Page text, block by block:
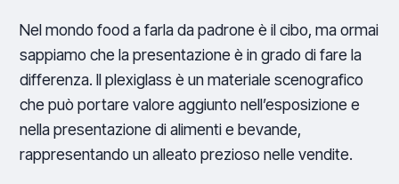
Nel mondo food a farla da padrone è il cibo, ma ormai
sappiamo che la presentazione è in grado di fare la
differenza. Il plexiglass è un materiale scenografico
che può portare valore aggiunto nell’esposizione e
nella presentazione di alimenti e bevande,
rappresentando un alleato prezioso nelle vendite.